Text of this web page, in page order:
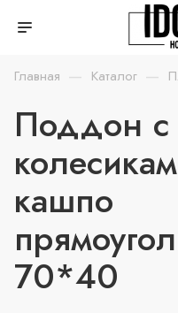
Главная — Каталог —
Поддон с
кашпо
70*40